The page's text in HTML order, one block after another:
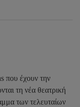
που έχουν την
τη νέα θεατρική
των τελευταίων